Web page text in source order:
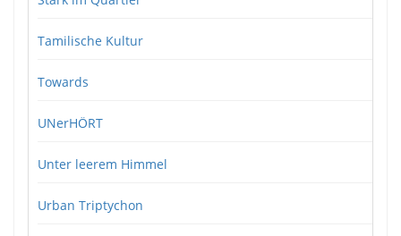
Tamilische Kultur
Towards
UNerHÖRT
Unter leerem Himmel
Urban Triptychon